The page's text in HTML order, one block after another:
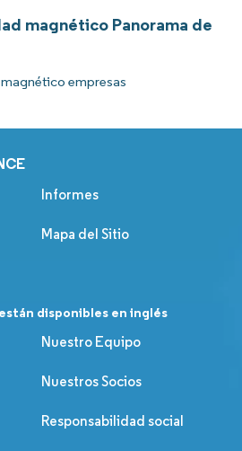
magnético Panorama de
empresas
Informes
Mapa del Sitio
disponibles en inglés
Nuestro Equipo
Nuestros Socios
Responsabilidad social